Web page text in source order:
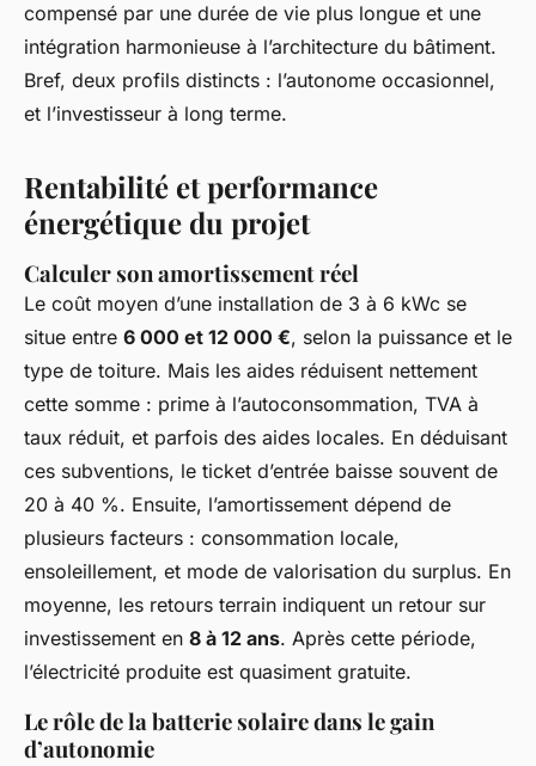
compensé par une durée de vie plus longue et une
intégration harmonieuse à l’architecture du bâtiment.
Bref, deux profils distincts : l’autonome occasionnel,
et l’investisseur à long terme.
Rentabilité et performance
énergétique du projet
Calculer son amortissement réel
Le coût moyen d’une installation de 3 à 6 kWc se
situe entre 6 000 et 12 000 €, selon la puissance et le
type de toiture. Mais les aides réduisent nettement
cette somme : prime à l’autoconsommation, TVA à
taux réduit, et parfois des aides locales. En déduisant
ces subventions, le ticket d’entrée baisse souvent de
20 à 40 %. Ensuite, l’amortissement dépend de
plusieurs facteurs : consommation locale,
ensoleillement, et mode de valorisation du surplus. En
moyenne, les retours terrain indiquent un retour sur
investissement en 8 à 12 ans. Après cette période,
l’électricité produite est quasiment gratuite.
Le rôle de la batterie solaire dans le gain
d’autonomie